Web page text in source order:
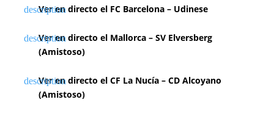
ó
n
e
Ver en directo el FC Barcelona – Udinese
Ver en directo el Mallorca – SV Elversberg
(Amistoso)
Ver en directo el CF La Nucía – CD Alcoyano
(Amistoso)